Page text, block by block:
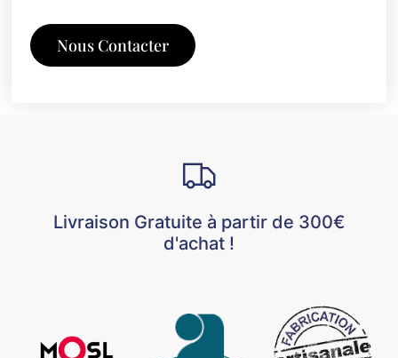
Nous Contacter
Livraison Gratuite à partir de 300€
d'achat !